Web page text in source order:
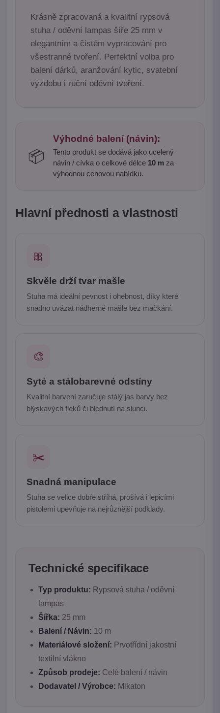
Krásně zpracovaná a kvalitní rypsová
stuha / oděvní lampas šíře 25 mm v
elegantním a čistém vypracování pro
všestranné tvoření. Perfektní volba pro
balení dárků, aranžování kytic, svatební
výzdobu i ruční oděvní tvoření.
📦
Výhodné balení (návin):
Tento produkt se dodává jako ucelený
návin / cívka o celkové délce 10 m za
výhodnou cenovou nabídku.
Hlavní přednosti a vlastnosti
🎀
Skvěle drží tvar mašle
Stuha má ideální pevnost i ohebnost, díky které
snadno uvázat nádherné mašle bez mačkání.
🎨
Syté a stálobarevné odstíny
Kvalitní barvení zaručuje stálý jas barvy bez
blýskavých fleků či blednutí na slunci.
✂️
Snadná manipulace
Stuha se velice dobře stříhá, prošívá i lepicími
pistolemi upevňuje na nejrůznější podklady.
Technické specifikace
Typ produktu: Rypsová stuha / oděvní
lampas
Šířka: 25 mm
Balení / Návin: 10 m
Materiálové složení: Prvotřídní jakostní
textilní vlákno
Způsob prodeje: Celé balení / návin
Dodavatel / Výrobce: Mikaton